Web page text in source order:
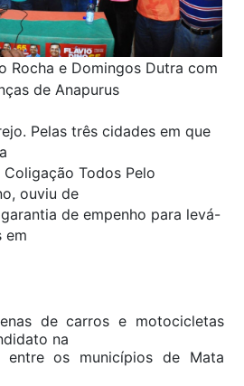
Rocha e Domingos Dutra com
de Anapurus
Pelas três cidades em que
Todos Pelo
ouviu de
de empenho para levá-
em
de carros e motocicletas
na
os municípios de Mata